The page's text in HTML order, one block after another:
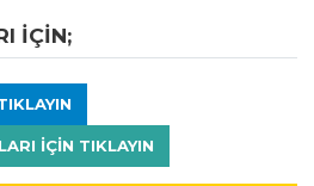
IÇIN;
IÇIN TIKLAYIN